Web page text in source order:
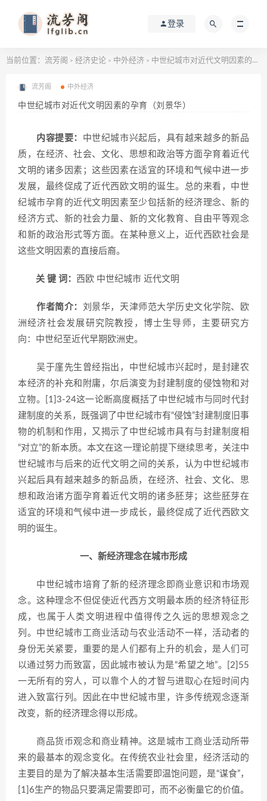
登录
当前位置： 流芳阁 > 经济史论 > 中外经济 > 中世纪城市对近代文明因素的孕育（刘景华）
流芳阁 中外经济
中世纪城市对近代文明因素的孕育（刘景华）
内容提要： 中世纪城市兴起后，具有越来越多的新品
质，在经济、社会、文化、思想和政治等方面孕育着近代
文明的诸多因素；这些因素在适宜的环境和气候中进一步
发展，最终促成了近代西欧文明的诞生。总的来看，中世
纪城市孕育的近代文明因素至少包括新的经济理念、新的
经济方式、新的社会力量、新的文化教育、自由平等观念
和新的政治形式等方面。在某种意义上，近代西欧社会是
这些文明因素的直接后裔。
关 键 词： 西欧 中世纪城市 近代文明
作者简介： 刘景华，天津师范大学历史文化学院、欧
洲经济社会发展研究院教授，博士生导师，主要研究方
向：中世纪至近代早期欧洲史。
吴于廑先生曾经指出，中世纪城市兴起时，是封建农
本经济的补充和附庸，尔后演变为封建制度的侵蚀物和对
立物。[1]3-24这一论断高度概括了中世纪城市与同时代封
建制度的关系，既强调了中世纪城市有“侵蚀”封建制度旧事
物的机制和作用，又揭示了中世纪城市具有与封建制度相
“对立”的新本质。本文在这一理论前提下继续思考，关注中
世纪城市与后来的近代文明之间的关系，认为中世纪城市
兴起后具有越来越多的新品质，在经济、社会、文化、思
想和政治诸方面孕育着近代文明的诸多胚芽；这些胚芽在
适宜的环境和气候中进一步成长，最终促成了近代西欧文
明的诞生。
一、新经济理念在城市形成
中世纪城市培育了新的经济理念即商业意识和市场观
念。这种理念不但促使近代西方文明最本质的经济特征形
成，也属于人类文明进程中值得传之久远的思想观念之
列。中世纪城市工商业活动与农业活动不一样，活动者的
身份无关紧要，重要的是人们都有上升的机会，是人们可
以通过努力而致富，因此城市被认为是“希望之地”。[2]55
一无所有的穷人，可以靠个人的才智与进取心在短时间内
进入致富行列。因此在中世纪城市里，许多传统观念逐渐
改变，新的经济理念得以形成。
商品货币观念和商业精神。这是城市工商业活动所带
来的最基本的观念变化。在传统农业社会里，经济活动的
主要目的是为了解决基本生活需要即温饱问题，是“谋食”，
[1]6生产的物品只要满足需要即可，而不必衡量它的价值。